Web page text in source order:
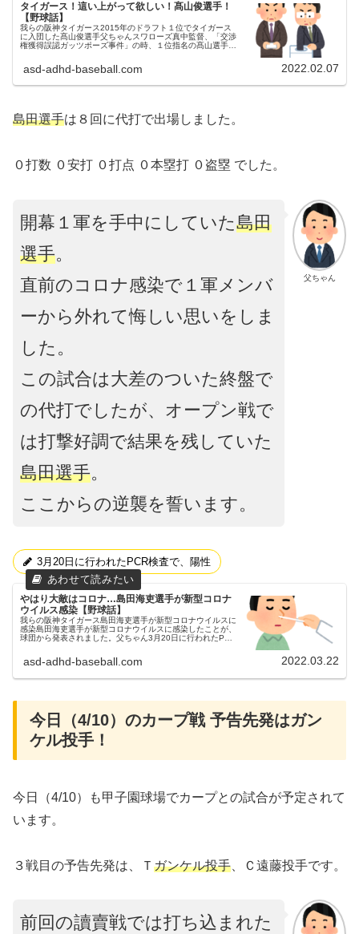
タイガース！這い上がって欲しい！髙山俊選手！
【野球話】
我らの阪神タイガース2015年のドラフト１位でタイガース
に入団した髙山俊選手父ちゃんスワローズ真中監督、「交渉
権獲得誤認ガッツポーズ事件」の時、１位指名の髙山選手で
asd-adhd-baseball.com 2022.02.07
島田選手は８回に代打で出場しました。
０打数 ０安打 ０打点 ０本塁打 ０盗塁 でした。
父ちゃん
開幕１軍を手中にしていた島田
選手。
直前のコロナ感染で１軍メンバ
ーから外れて悔しい思いをしま
した。
この試合は大差のついた終盤で
の代打でしたが、オープン戦で
は打撃好調で結果を残していた
島田選手。
ここからの逆襲を誓います。
3月20日に行われたPCR検査で、陽性
やはり大敵はコロナ…島田海吏選手が新型コロナ
ウイルス感染【野球話】
我らの阪神タイガース島田海吏選手が新型コロナウイルスに
感染島田海吏選手が新型コロナウイルスに感染したことが、
球団から発表されました。父ちゃん3月20日に行われたPCR
なく、プロ野球チーム...
asd-adhd-baseball.com 2022.03.22
今日（4/10）のカープ戦 予告先発はガン
ケル投手！
今日（4/10）も甲子園球場でカープとの試合が予定されて
います。
３戦目の予告先発は、Ｔ ガンケル投手 、Ｃ遠藤投手です。
前回の讀賣戦では打ち込まれた